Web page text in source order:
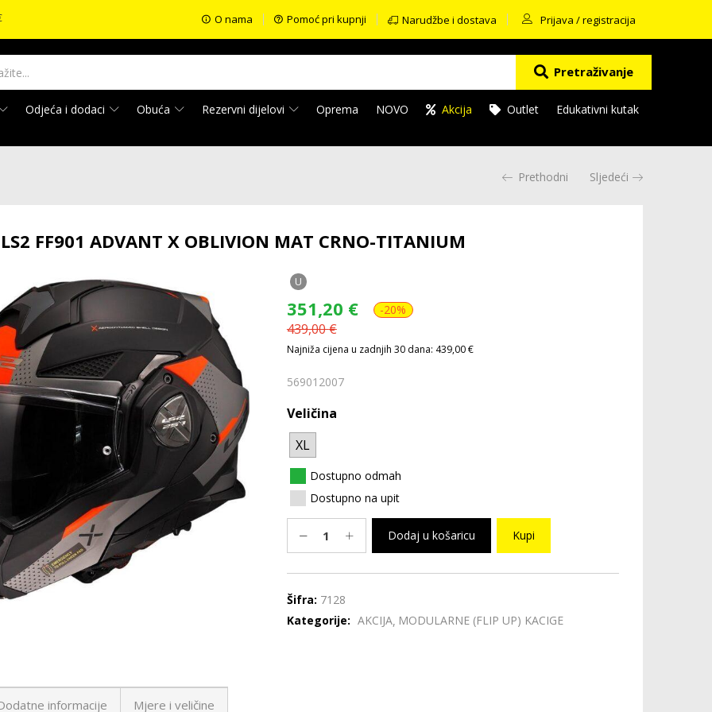
O nama Pomoć pri kupnji Narudžbe i dostava Prijava / registracija
Pretraživanje
Odjeća i dodaci Obuća Rezervni dijelovi Oprema NOVO Akcija Outlet Edukativni kutak
Prethodni Sljedeći
FF901 ADVANT X OBLIVION MAT CRNO-TITANIUM
U
351,20 €
439,00€
-20%
Najniža cijena u zadnjih 30 dana: 439,00 €
569012007
Veličina
XL
Dostupno odmah
Dostupno na upit
Dodaj u košaricu Kupi
Šifra: 7128
Kategorije: AKCIJA MODULARNE (FLIP UP) KACIGE
informacije Mjere i veličine